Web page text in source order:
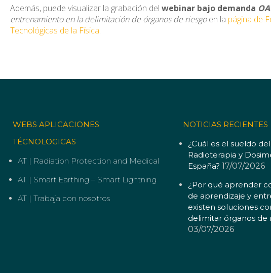
Además, puede visualizar la grabación del webinar bajo demanda
entrenamiento en la delimitación de órganos de riesgoen la página de
Tecnológicas de la Física.
WEBS APLICACIONES
TÉCNOLOGICAS
AT | Radiation Protection and Medical
AT | Smart Earthing – Smart Lightning
AT | Trabaja con nosotros
NOTICIAS RECIENTES
¿Cuál es el sueldo
Radioterapia y
España? 17/07/2026
¿Por qué aprender
de aprendizaje y
existen soluciones
delimitar órganos de
03/07/2026